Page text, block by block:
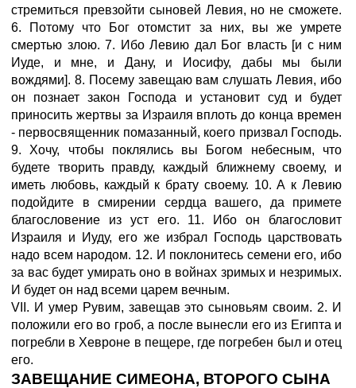
стремиться превзойти сыновей Левия, но не сможете.
6. Потому что Бог отомстит за них, вы же умрете
смертью злою. 7. Ибо Левию дал Бог власть [и с ним
Иуде, и мне, и Дану, и Иосифу, дабы мы были
вождями]. 8. Посему завещаю вам слушать Левия, ибо
он познает закон Господа и установит суд и будет
приносить жертвы за Израиля вплоть до конца времен
- первосвященник помазанный, коего призвал Господь.
9. Хочу, чтобы поклялись вы Богом небесным, что
будете творить правду, каждый ближнему своему, и
иметь любовь, каждый к брату своему. 10. А к Левию
подойдите в смирении сердца вашего, да примете
благословение из уст его. 11. Ибо он благословит
Израиля и Иуду, его же избрал Господь царствовать
надо всем народом. 12. И поклонитесь семени его, ибо
за вас будет умирать оно в войнах зримых и незримых.
И будет он над всеми царем вечным.
VII. И умер Рувим, завещав это сыновьям своим. 2. И
положили его во гроб, а после вынесли его из Египта и
погребли в Хевроне в пещере, где погребен был и отец
его.
ЗАВЕЩАНИЕ СИМЕОНА, ВТОРОГО СЫНА